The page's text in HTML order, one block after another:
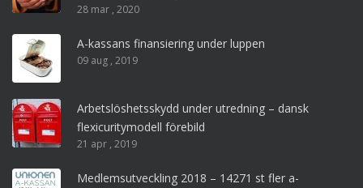
28 mar , 2020
A-kassans finansiering under luppen
09 aug , 2019
Arbetslöshetsskydd under utredning – dansk
flexicuritymodell förebild
21 apr , 2019
Medlemsutveckling 2018 – 14271 st fler a-